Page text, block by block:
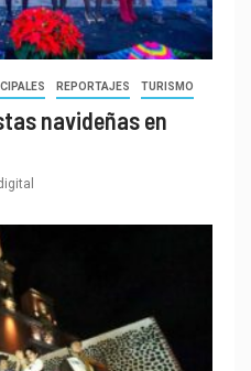
REPORTAJES TURISMO
navideñas en